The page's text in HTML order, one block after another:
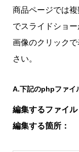
商品ページでは
でスライドショ
画像のクリック
さい。
A.下記のphpファイ
編集するファイル
編集する箇所：